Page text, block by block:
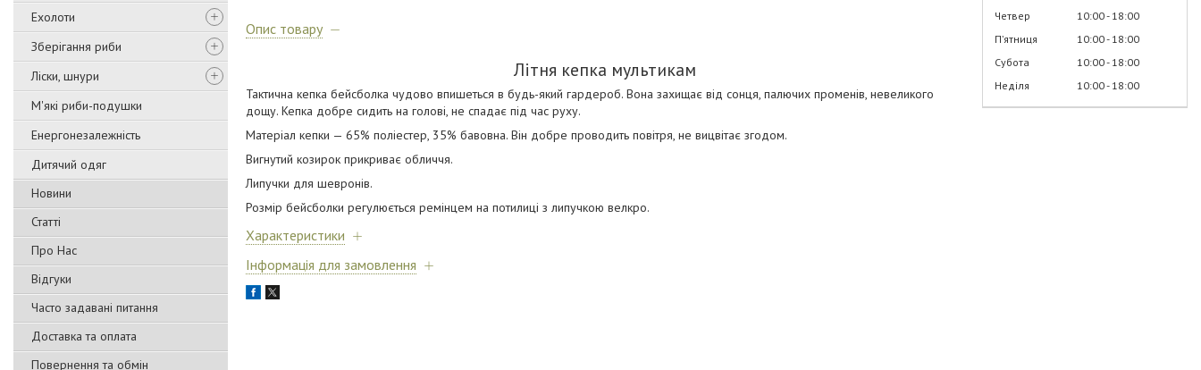
Ехолоти
Зберігання риби
Ліски, шнури
М'які риби-подушки
Енергонезалежність
Дитячий одяг
Новини
Статті
Про Нас
Відгуки
Часто задавані питання
Доставка та оплата
Повернення та обмін
Опис товару
Літня кепка мультикам
Тактична кепка бейсболка чудово впишеться в будь-який гардероб. Вона захищає від сонця, палючих променів, невеликого
дощу. Кепка добре сидить на голові, не спадає під час руху.
Матеріал кепки — 65% поліестер, 35% бавовна. Він добре проводить повітря, не вицвітає згодом.
Вигнутий козирок прикриває обличчя.
Липучки для шевронів.
Розмір бейсболки регулюється ремінцем на потилиці з липучкою велкро.
Характеристики
Інформація для замовлення
Четвер
10:00 18:00
Пʼятниця
10:00 18:00
Субота
10:00 18:00
Неділя
10:00 18:00